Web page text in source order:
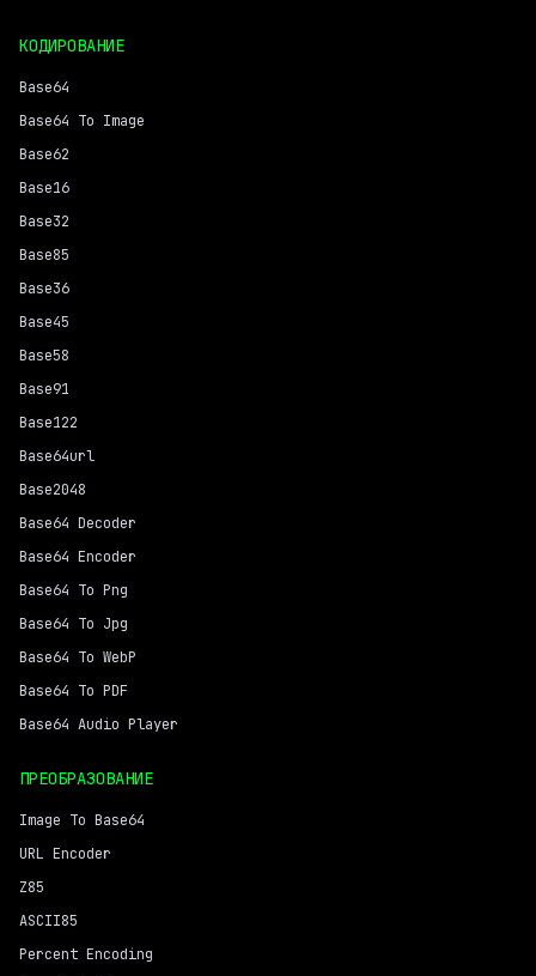
КОДИРОВАНИЕ
Base64
Base64 To Image
Base62
Base16
Base32
Base85
Base36
Base45
Base58
Base91
Base122
Base64url
Base2048
Base64 Decoder
Base64 Encoder
Base64 To Png
Base64 To Jpg
Base64 To WebP
Base64 To PDF
Base64 Audio Player
ПРЕОБРАЗОВАНИЕ
Image To Base64
URL Encoder
Z85
ASCII85
Percent Encoding